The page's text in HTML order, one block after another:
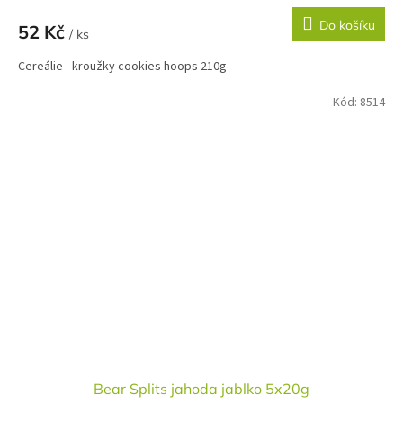
52 Kč / ks
Do košíku
Cereálie - kroužky cookies hoops 210g
Bear Splits jahoda jablko 5x20g
Kód: 8514